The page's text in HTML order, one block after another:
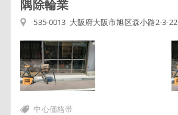
隅除輪業
535-0013 大阪府大阪市旭区森小路2-3-22
中心価格帯